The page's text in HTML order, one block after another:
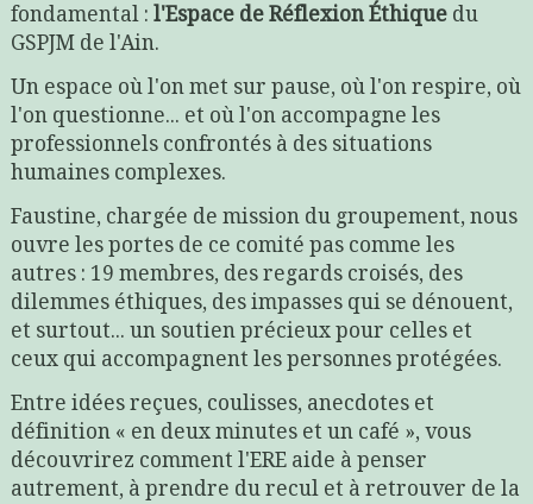
fondamental : l'Espace de Réflexion Éthiquedu
GSPJM de l'Ain.
Un espace où l'on met sur pause, où l'on respire, où
l'on questionne... et où l'on accompagne les
professionnels confrontés à des situations
humaines complexes.
Faustine, chargée de mission du groupement, nous
ouvre les portes de ce comité pas comme les
autres : 19 membres, des regards croisés, des
dilemmes éthiques, des impasses qui se dénouent,
et surtout... un soutien précieux pour celles et
ceux qui accompagnent les personnes protégées.
Entre idées reçues, coulisses, anecdotes et
définition « en deux minutes et un café », vous
découvrirez comment l'ERE aide à penser
autrement, à prendre du recul et à retrouver de la